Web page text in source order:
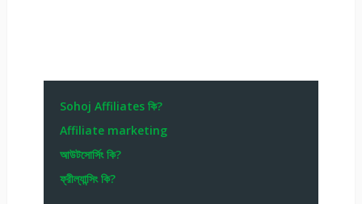
Sohoj Affiliates কি?
Affiliate marketing
আউটসোর্সিং কি?
ফ্রীল্যান্সিং কি?